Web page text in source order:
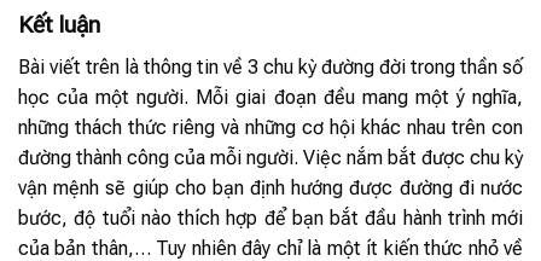
Kết luận
Bài viết trên là thông tin về 3 chu kỳ đường đời trong thần số
học của một người. Mỗi giai đoạn đều mang một ý nghĩa,
những thách thức riêng và những cơ hội khác nhau trên con
đường thành công của mỗi người. Việc nắm bắt được chu kỳ
vận mệnh sẽ giúp cho bạn định hướng được đường đi nước
bước, độ tuổi nào thích hợp để bạn bắt đầu hành trình mới
của bản thân,… Tuy nhiên đây chỉ là một ít kiến thức nhỏ về